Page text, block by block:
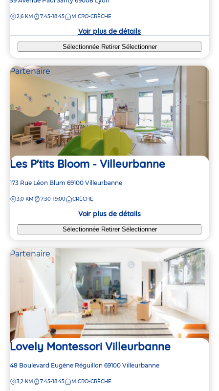
la
DISTANCE
2,6 KM 7:45-18:45 MICRO-CRÈCHE
Voir plus de détails
Sélectionnée Retirer Sélectionner
Partenaire
Les P'tits Bloom - Villeurbanne
Adresse
la
173 Rue Léon Blum 69100 Villeurbanne
DISTANCE
3,0 KM 7:30-19:00 CRÈCHE
Voir plus de détails
Sélectionnée Retirer Sélectionner
Partenaire
Lovely Montessori Villeurbanne
Adresse
la
48 Boulevard Eugène Réguillon 69100 Villeurbanne
DISTANCE
3,2 KM 7:45-18:45 MICRO-CRÈCHE
5
5
2
4
4
5
5
2
4
4